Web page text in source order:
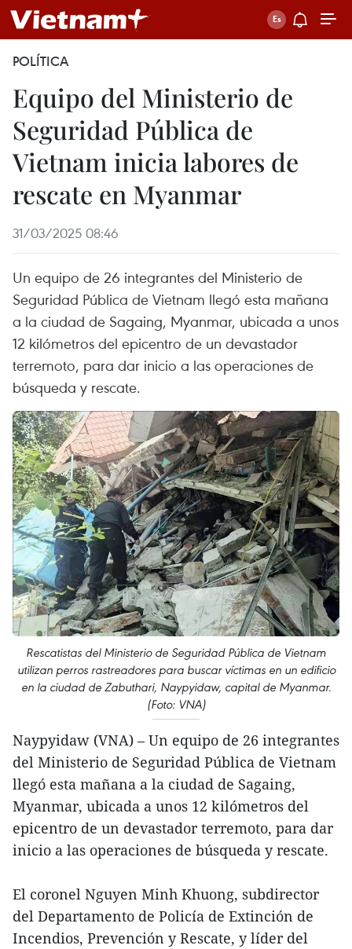
POLÍTICA
Equipo del Ministerio de
Seguridad Pública de
Vietnam inicia labores de
rescate en Myanmar
31/03/2025 08:46
Un equipo de 26 integrantes del Ministerio de
Seguridad Pública de Vietnam llegó esta mañana
a la ciudad de Sagaing, Myanmar, ubicada a unos
12 kilómetros del epicentro de un devastador
terremoto, para dar inicio a las operaciones de
búsqueda y rescate.
Rescatistas del Ministerio de Seguridad Pública de Vietnam
utilizan perros rastreadores para buscar víctimas en un edificio
en la ciudad de Zabuthari, Naypyidaw, capital de Myanmar.
(Foto: VNA)
Naypyidaw (VNA) – Un equipo de 26 integrantes
del Ministerio de Seguridad Pública de Vietnam
llegó esta mañana a la ciudad de Sagaing,
Myanmar, ubicada a unos 12 kilómetros del
epicentro de un devastador terremoto, para dar
inicio a las operaciones de búsqueda y rescate.
El coronel Nguyen Minh Khuong, subdirector
del Departamento de Policía de Extinción de
Incendios, Prevención y Rescate, y líder del